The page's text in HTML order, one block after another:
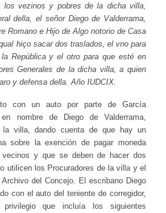
los vezinos y pobres de la dicha villa,
della, el señor Diego de Valderrama,
Romano e Hijo de Algo notorio de Casa
hiço sacar dos traslados, el vno para
República y el otro para que esté en
Generales de la dicha villa, a quien
y defensa della. Año IUDCIX.
con un auto por parte de García
nombre de Diego de Valderrama,
la villa, dando cuenta de que hay un
sobre la exención de pagar moneda
y que se deben de hacer dos
utilicen los Procuradores de la villa y el
del Concejo. El escribano Diego
con el auto del teniente de corregidor,
que incluía los siguientes